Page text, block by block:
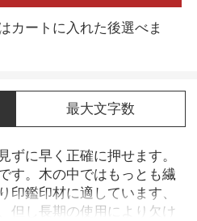
カートに入れた後選べま
最大文字数
ずに早く正確に押せます。
す。木の中ではもっとも繊
印鑑印材に適しています、
但し長期の使用により欠け